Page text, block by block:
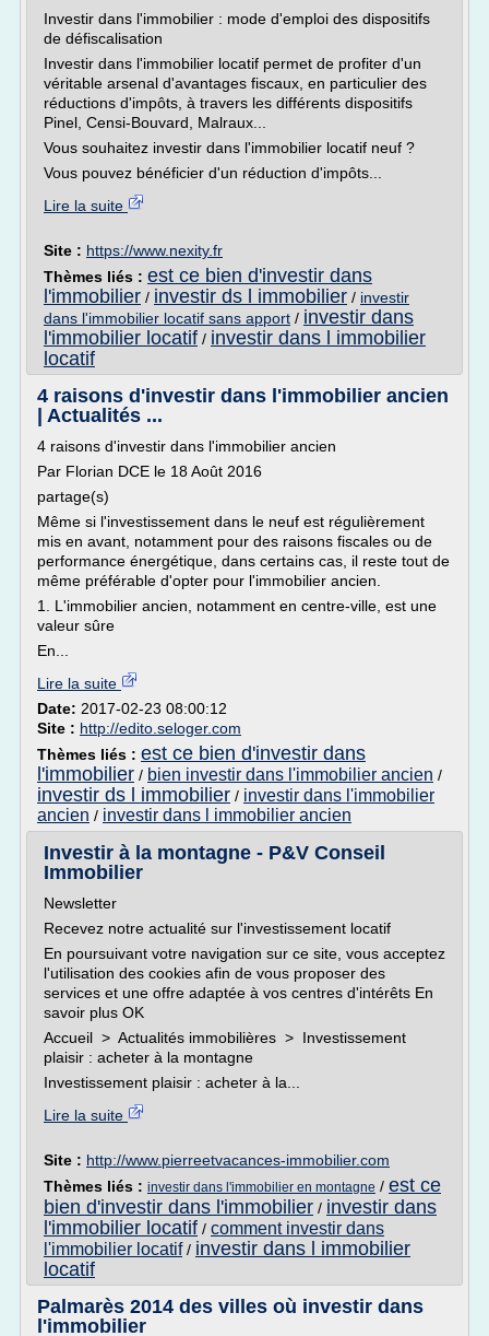
Investir dans l'immobilier : mode d'emploi des dispositifs
de défiscalisation
Investir dans l'immobilier locatif permet de profiter d'un
véritable arsenal d'avantages fiscaux, en particulier des
réductions d'impôts, à travers les différents dispositifs
Pinel, Censi-Bouvard, Malraux...
Vous souhaitez investir dans l'immobilier locatif neuf ?
Vous pouvez bénéficier d'un réduction d'impôts...
Lire la suite
Site : https://www.nexity.fr
Thèmes liés : est ce bien d'investir dans
l'immobilier / investir ds l immobilier / investir
dans l'immobilier locatif sans apport / investir dans
l'immobilier locatif / investir dans l immobilier
locatif
4 raisons d'investir dans l'immobilier ancien
| Actualités ...
4 raisons d'investir dans l'immobilier ancien
Par Florian DCE le 18 Août 2016
partage(s)
Même si l'investissement dans le neuf est régulièrement
mis en avant, notamment pour des raisons fiscales ou de
performance énergétique, dans certains cas, il reste tout de
même préférable d'opter pour l'immobilier ancien.
1. L'immobilier ancien, notamment en centre-ville, est une
valeur sûre
En...
Lire la suite
Date: 2017-02-23 08:00:12
Site : http://edito.seloger.com
Thèmes liés : est ce bien d'investir dans
l'immobilier / bien investir dans l'immobilier ancien /
investir ds l immobilier / investir dans l'immobilier
ancien / investir dans l immobilier ancien
Investir à la montagne - P&V Conseil
Immobilier
Newsletter
Recevez notre actualité sur l'investissement locatif
En poursuivant votre navigation sur ce site, vous acceptez
l'utilisation des cookies afin de vous proposer des
services et une offre adaptée à vos centres d'intérêts En
savoir plus OK
Accueil > Actualités immobilières > Investissement
plaisir : acheter à la montagne
Investissement plaisir : acheter à la...
Lire la suite
Site : http://www.pierreetvacances-immobilier.com
Thèmes liés : investir dans l'immobilier en montagne / est ce
bien d'investir dans l'immobilier / investir dans
l'immobilier locatif / comment investir dans
l'immobilier locatif/ investir dans l immobilier
locatif
Palmarès 2014 des villes où investir dans
l'immobilier